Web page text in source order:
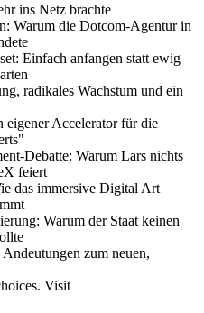
ins Netz brachte
Warum die Dotcom-Agentur in
Einfach anfangen statt ewig
radikales Wachstum und ein
Accelerator für die
Debatte: Warum Lars nichts
feiert
das immersive Digital Art
Warum der Staat keinen
zum neuen,
Visit